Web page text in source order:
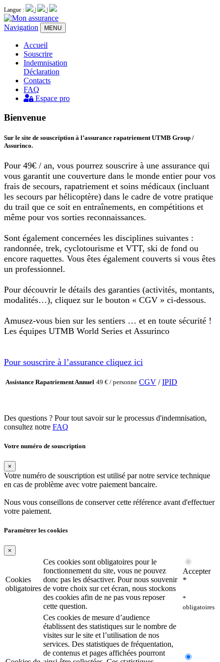
Langue :
Navigation MENU
Accueil
Souscrire
Indemnisation
Déclaration
Contacts
FAQ
Espace pro
Bienvenue
Sur le site de souscription à l’assurance rapatriement UTMB Group /
Assurinco.
Pour 49€ / an, vous pourrez souscrire à une assurance qui
vous garantit une couverture dans le monde entier pour vos
frais de secours, rapatriement et soins médicaux (incluant
les secours par hélicoptère) dans le cadre de votre pratique
du trail que ce soit en entraînements, en compétitions et
même pour vos sorties reconnaissances.
Sont également concernées les disciplines suivantes :
randonnée, trek, cyclotourisme et VTT, ski de fond ou
encore raquettes. Vous êtes également couverts si vous êtes
un professionnel.
Pour découvrir le détails des garanties (activités, montants,
modalités…), cliquez sur le bouton « CGV » ci-dessous.
Amusez-vous bien sur les sentiers … et en toute sécurité !
Les équipes UTMB World Series et Assurinco
Pour souscrire à l’assurance cliquez ici
Assistance Rapatriement Annuel 49 € / personne CGV /IPID
Des questions ? Pour tout savoir sur le processus d'indemnisation,
consultez notre FAQ
Votre numéro de souscription
×
Votre numéro de souscription est utilisé par notre service technique
en cas de problème avec votre paiement bancaire.
Nous vous conseillons de conserver cette référence avant d'effectuer
votre paiement.
Paramétrer les cookies
×
Cookies
obligatoires
Ces cookies sont obligatoires pour le
fonctionnement du site, vous ne pouvez
donc pas les désactiver. Pour nous souvenir
de votre choix sur cet écran, nous stockons
des cookies afin de ne pas vous reposer
cette question.
Accepter
*
*
obligatoires
Ces cookies de mesure d’audience
établissent des statistiques sur le nombre de
visites sur le site et l’utilisation de nos
services. Des statistiques de fréquentation,
de contenus et pages affichées pourront